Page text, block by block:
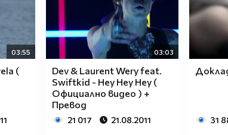
03:55
(
03:03
Dev & Laurent Wery feat.
Swiftkid - Hey Hey Hey (
Официално видео ) +
Превод
21 017 21.08.2011 31